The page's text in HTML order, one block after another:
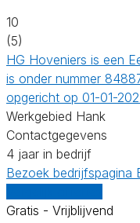
10
(5)
HG Hoveniers is een
is onder nummer
opgericht op 01-01-
Werkgebied Hank
Contactgegevens
4 jaar in bedrijf
Bezoek bedrijfspagina
Gratis - Vrijblijvend